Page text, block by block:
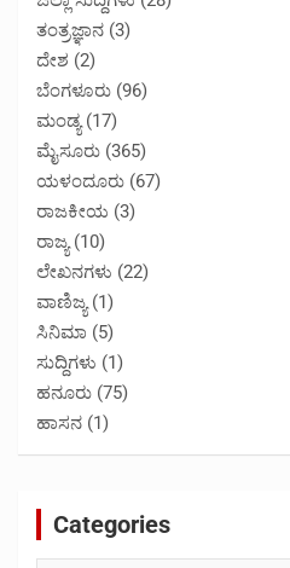
ತಂತ್ರಜ್ಞಾನ (3)
ದೇಶ (2)
ಬೆಂಗಳೂರು (96)
ಮಂಡ್ಯ(17)
ಮೈಸೂರು (365)
ಯಳಂದೂರು (67)
ರಾಜಕೀಯ (3)
ರಾಜ್ಯ(10)
ಲೇಖನಗಳು (22)
ವಾಣಿಜ್ಯ(1)
ಸಿನಿಮಾ (5)
ಸುದ್ದಿಗಳು (1)
ಹನೂರು (75)
ಹಾಸನ (1)
Categories